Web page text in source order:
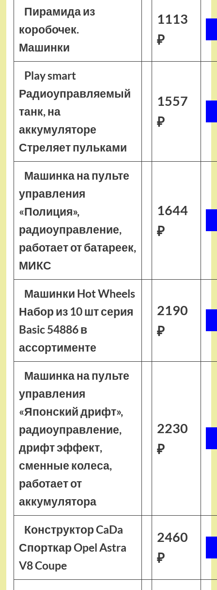
Пирамида из
коробочек.
Машинки
1113
₽
Play smart
Радиоуправляемый
танк, на
аккумуляторе
Стреляет пульками
1557
₽
Машинка на пульте
управления
«Полиция»,
радиоуправление,
работает от батареек,
МИКС
1644
₽
Машинки Hot Wheels
Набор из 10 шт серия
Basic 54886 в
ассортименте
2190
₽
Машинка на пульте
управления
«Японский дрифт»,
радиоуправление,
дрифт эффект,
сменные колеса,
работает от
аккумулятора
2230
₽
Конструктор CaDa
Спорткар Opel Astra
V8 Coupe
2460
₽